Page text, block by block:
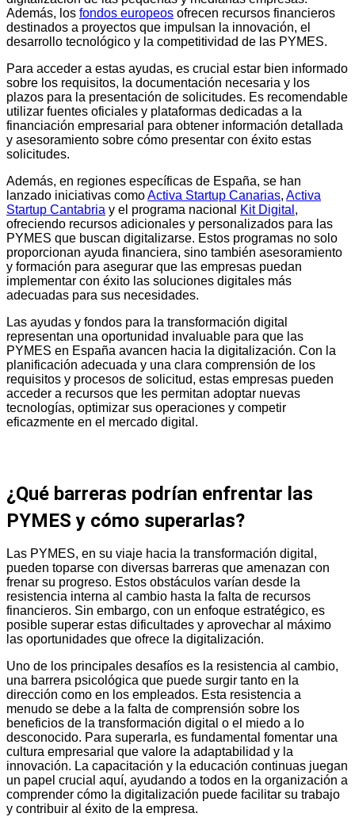
Además, los fondos europeos ofrecen recursos financieros
destinados a proyectos que impulsan la innovación, el
desarrollo tecnológico y la competitividad de las PYMES.
Para acceder a estas ayudas, es crucial estar bien informado
sobre los requisitos, la documentación necesaria y los
plazos para la presentación de solicitudes. Es recomendable
utilizar fuentes oficiales y plataformas dedicadas a la
financiación empresarial para obtener información detallada
y asesoramiento sobre cómo presentar con éxito estas
solicitudes.
Además, en regiones específicas de España, se han
lanzado iniciativas comoActiva Startup Canarias, Activa
Startup Cantabria y el programa nacional Kit Digital ,
ofreciendo recursos adicionales y personalizados para las
PYMES que buscan digitalizarse. Estos programas no solo
proporcionan ayuda financiera, sino también asesoramiento
y formación para asegurar que las empresas puedan
implementar con éxito las soluciones digitales más
adecuadas para sus necesidades.
Las ayudas y fondos para la transformación digital
representan una oportunidad invaluable para que las
PYMES en España avancen hacia la digitalización. Con la
planificación adecuada y una clara comprensión de los
requisitos y procesos de solicitud, estas empresas pueden
acceder a recursos que les permitan adoptar nuevas
tecnologías, optimizar sus operaciones y competir
eficazmente en el mercado digital.
¿Qué barreras podrían enfrentar las
PYMES y cómo superarlas?
Las PYMES, en su viaje hacia la transformación digital,
pueden toparse con diversas barreras que amenazan con
frenar su progreso. Estos obstáculos varían desde la
resistencia interna al cambio hasta la falta de recursos
financieros. Sin embargo, con un enfoque estratégico, es
posible superar estas dificultades y aprovechar al máximo
las oportunidades que ofrece la digitalización.
Uno de los principales desafíos es la resistencia al cambio,
una barrera psicológica que puede surgir tanto en la
dirección como en los empleados. Esta resistencia a
menudo se debe a la falta de comprensión sobre los
beneficios de la transformación digital o el miedo a lo
desconocido. Para superarla, es fundamental fomentar una
cultura empresarial que valore la adaptabilidad y la
innovación. La capacitación y la educación continuas juegan
un papel crucial aquí, ayudando a todos en la organización a
comprender cómo la digitalización puede facilitar su trabajo
y contribuir al éxito de la empresa.